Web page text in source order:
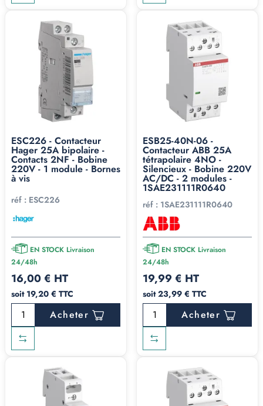
ESC226 - Contacteur
Hager 25A bipolaire -
Contacts 2NF - Bobine
220V - 1 module - Bornes
à vis
réf : ESC226
EN STOCK Livraison
24/48h
16,00 € HT
soit 19,20 € TTC
Acheter
ESB25-40N-06 -
Contacteur ABB 25A
tétrapolaire 4NO -
Silencieux - Bobine 220V
AC/DC - 2 modules -
1SAE231111R0640
réf : 1SAE231111R0640
EN STOCK Livraison
24/48h
19,99 € HT
soit 23,99 € TTC
Acheter